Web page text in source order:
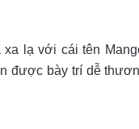
lạ với cái tên
được bày trí dễ